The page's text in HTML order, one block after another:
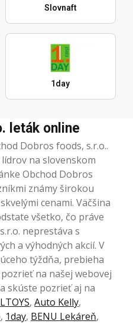
Slovnaft
1day
leták online
Dobros foods, s.r.o..
na slovenskom
Obchod Dobros
známy širokou
cenami. Väčšina
všetko, čo práve
neprestáva s
a výhodných akcií. V
týždňa, prebieha
na našej webovej
skúste pozrieť aj na
, Auto Kelly,
, 1day, BENU Lekáreň,